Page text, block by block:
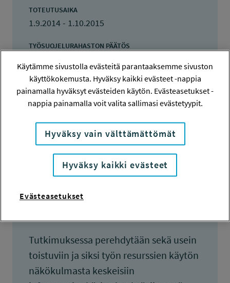
TOTEUTUSAIKA
1.9.2014 - 1.10.2015
TYÖSUOJELURAHASTON PÄÄTÖS
7 700 euroa
KOKONAISKUSTANNUKSET
7 700 euroa
TULOKSET VALMISTUNEET
1.10.2015
Tutkimuksessa perehdytään sekä usein
toistuviin ja siksi työn resurssien käytön
näkökulmasta keskeisiin
Käytämme sivustolla evästeitä parantaaksemme sivuston
käyttökokemusta. Hyväksy kaikki evästeet -nappia
painamalla hyväksyt evästeiden käytön. Evästeasetukset -
nappia painamalla voit valita sallimasi evästetyypit.
Hyväksy vain välttämättömät
Hyväksy kaikki evästeet
Evästeasetukset